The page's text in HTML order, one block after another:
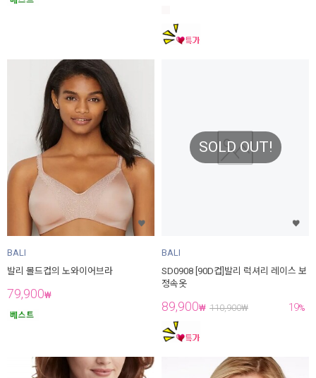
BALI
발리 몰드컵의 노와이어브라
79,900₩
SOLD OUT!
BALI
SD0908 [90D컵]발리 럭셔리 레이스 보
정속옷
89,900₩ 110,900₩ 19%